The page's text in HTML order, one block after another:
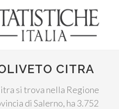
CITRA
si trova nella Regione
di Salerno, ha 3.752